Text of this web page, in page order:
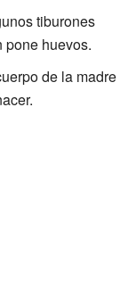
tiburones
pone huevos.
de la madre